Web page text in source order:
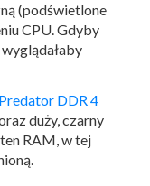
(podświetlone
CPU. Gdyby
DDR 4
duży, czarny
RAM, w tej